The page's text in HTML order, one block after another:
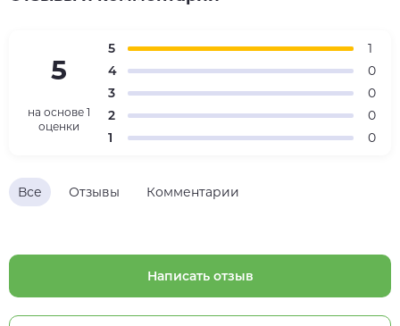
Все Отзывы Комментарии
Написать отзыв
5
на основе 1
оценки
5
1
4
0
3
0
2
0
1
0